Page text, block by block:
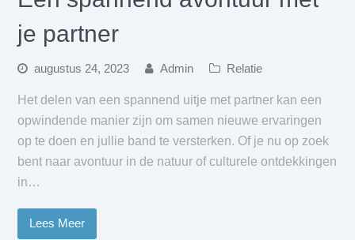
je partner
augustus 24, 2023 Admin Relatie
Het delen van een spannend uitje met partner kan een
opwindende manier zijn om samen nieuwe ervaringen
op te doen en jullie band te versterken. Of je nu op zoek
bent naar avontuur in de natuur of culturele ontdekkingen
in…
Lees Meer